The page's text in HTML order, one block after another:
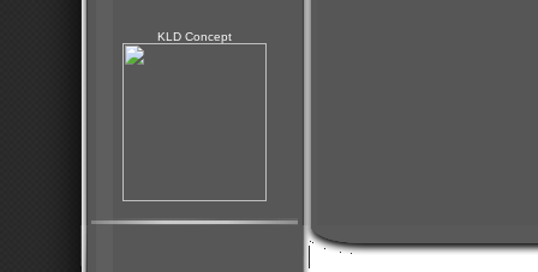
KLD Concept